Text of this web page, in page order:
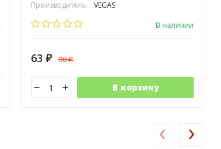
Производитель:
VEGAS
В наличии
63 ₽ 90₽
В корзину
‹ ›